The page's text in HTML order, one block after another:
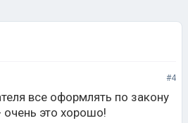
#4
все оформлять по закону
это хорошо!